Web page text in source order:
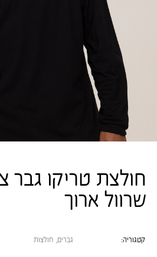
חולצת טריקו גבר
שרוול ארוך
קטגוריה: גברים, חולצות